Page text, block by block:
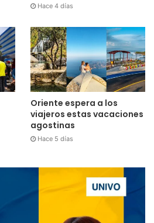
Hace 4 días
Oriente espera a los
viajeros estas vacaciones
agostinas
Hace 5 días